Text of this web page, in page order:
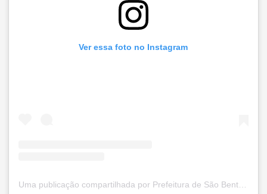
Ver essa foto no Instagram